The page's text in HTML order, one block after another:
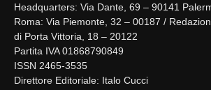
Headquarters: Via Dante, 69 – 90141
Roma: Via Piemonte, 32 – 00187 /
di Porta Vittoria, 18 – 20122
Partita IVA 01868790849
ISSN 2465-3535
Direttore Editoriale: Italo Cucci